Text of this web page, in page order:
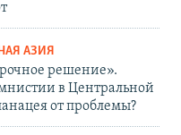
АЗИЯ
решение».
в Центральной
от проблемы?